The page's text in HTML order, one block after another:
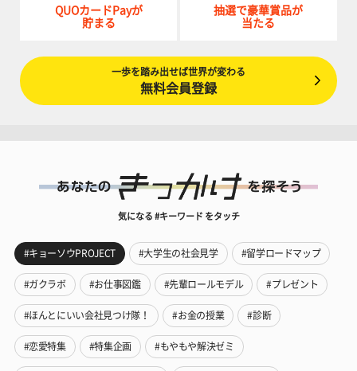
QUOカードPayが
貯まる
抽選で豪華賞品が
当たる
一歩を踏み出せば世界が変わる
無料会員登録
気になる #キーワード をタッチ
#キョーソウPROJECT #大学生の社会見学 #留学ロードマップ
#ガクラボ #お仕事図鑑 #先輩ロールモデル #プレゼント
#ほんとにいい会社見つけ隊！ #お金の授業 #診断
#恋愛特集 #特集企画 #もやもや解決ゼミ